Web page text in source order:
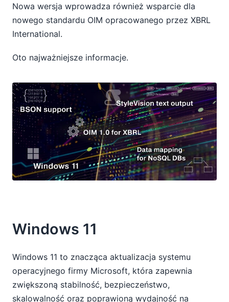
Nowa wersja wprowadza również wsparcie dla
nowego standardu OIM opracowanego przez XBRL
International.
Oto najważniejsze informacje.
Windows 11
Windows 11 to znacząca aktualizacja systemu
operacyjnego firmy Microsoft, która zapewnia
zwiększoną stabilność, bezpieczeństwo,
skalowalność oraz poprawioną wydajność na